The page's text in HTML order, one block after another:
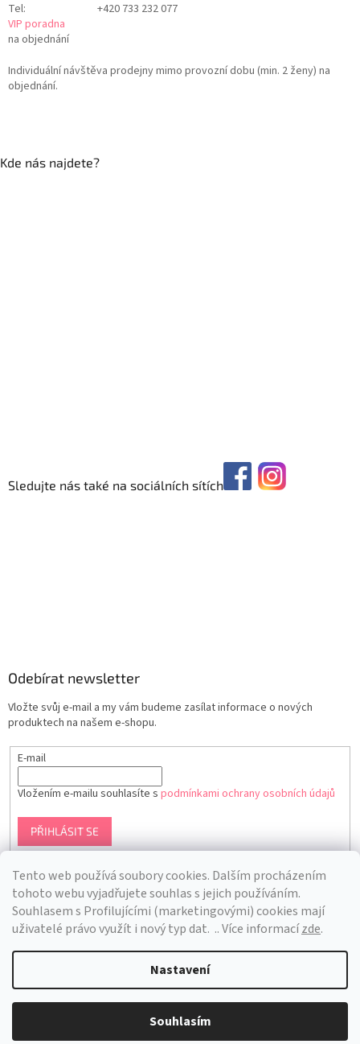
Tento web používá soubory cookies. Dalším procházením
tohoto webu vyjadřujete souhlas s jejich používáním.
Souhlasem s Profilujícími (marketingovými) cookies mají
uživatelé právo využít i nový typ dat. .. Více informacízde.
Nastavení
Souhlasím
Tel:
+420 733 232 077
VIP poradna
na objednání
Individuální návštěva prodejny mimo provozní dobu (min. 2 ženy) na
objednání.
Kde nás najdete?
Sledujte nás také na sociálních sítích
Odebírat newsletter
Vložte svůj e-mail a my vám budeme zasílat informace o nových
produktech na našem e-shopu.
E-mail
Vložením e-mailu souhlasíte s podmínkami ochrany osobních údajů
PŘIHLÁSIT SE
Vytvořil Shoptet
Bra Hunting. Všechna práva vyhrazena.